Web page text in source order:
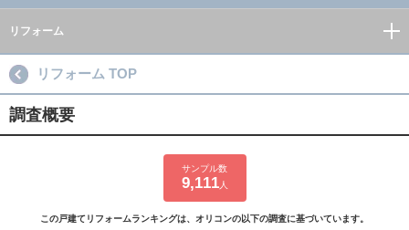
リフォーム
リフォーム TOP
調査概要
サンプル数
9,111人
この戸建てリフォームランキングは、オリコンの以下の調査に基づいています。